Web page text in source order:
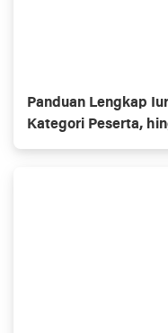
Panduan Lengkap
Kategori Peserta,